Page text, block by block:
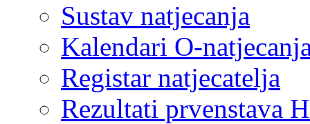
Sustav natjecanja
Kalendari O-
Registar natjecatelja
Rezultati prvenstava